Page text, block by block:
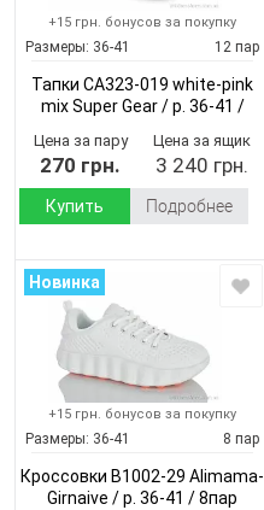
+15 грн. бонусов за покупку
Размеры: 36-41 12 пар
Тапки CA323-019 white-pink
mix Super Gear / p. 36-41 /
Цена за пару
270 грн.
Цена за ящик
3 240 грн.
Купить Подробнее
Новинка
+15 грн. бонусов за покупку
Размеры: 36-41 8 пар
Кроссовки B1002-29 Alimama-
Girnaive / p. 36-41 / 8пар